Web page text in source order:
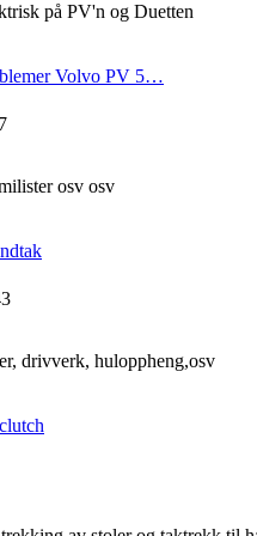
på PV'n og Duetten
Volvo PV 5…
osv osv
drivverk, huloppheng,osv